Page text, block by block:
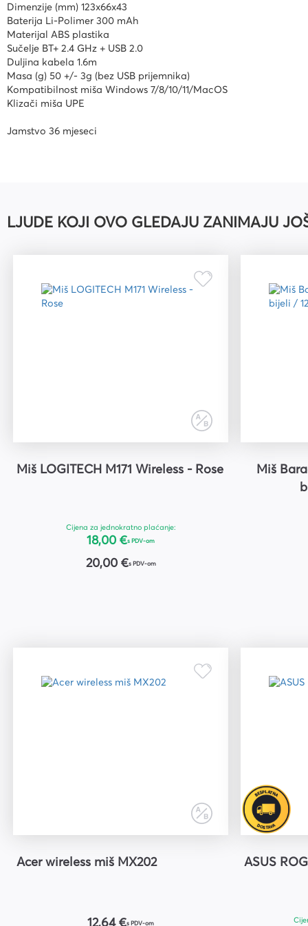
Dimenzije (mm) 123x66x43
Baterija Li-Polimer 300 mAh
Materijal ABS plastika
Sučelje BT+ 2.4 GHz + USB 2.0
Duljina kabela 1.6m
Masa (g) 50 +/- 3g (bez USB prijemnika)
Kompatibilnost miša Windows 7/8/10/11/MacOS
Klizači miša UPE
Jamstvo 36 mjeseci
LJUDE KOJI OVO GLEDAJU ZANIMAJU
Miš LOGITECH M171 Wireless - Rose
Cijena za jednokratno plaćanje:
18,00 €s PDV-om
20,00 €s PDV-om
Miš
Acer wireless miš MX202
12,64 €s PDV-om
ASUS